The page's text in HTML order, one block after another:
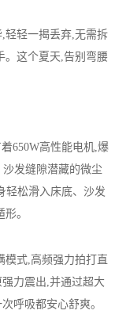
轻轻一揭丢弃,无需拆
。这个夏天,告别弯腰
650W高性能电机,爆
发缝隙潜藏的微尘
轻松滑入床底、沙发
。
模式,高频强力拍打直
力震出,并通过超大
呼吸都安心舒爽。